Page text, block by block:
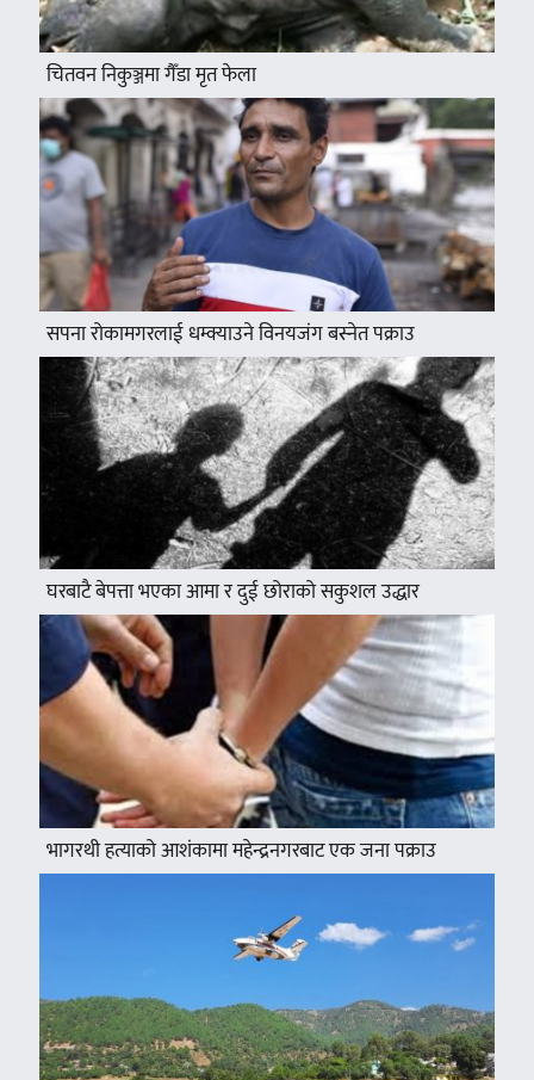
चितवन निकुञ्जमा गैँडा मृत फेला
सपना रोकामगरलाई धम्क्याउने विनयजंग बस्नेत पक्राउ
घरबाटै बेपत्ता भएका आमा र दुई छोराको सकुशल उद्धार
भागरथी हत्याको आशंकामा महेन्द्रनगरबाट एक जना पक्राउ